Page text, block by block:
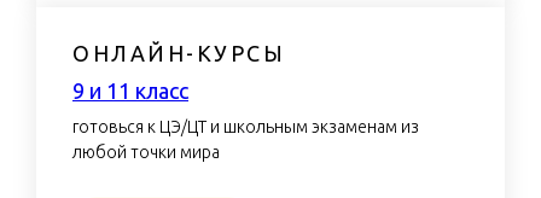
ОНЛАЙН-КУРСЫ
9 и 11 класс
готовься к ЦЭ/ЦТ и школьным экзаменам из
любой точки мира